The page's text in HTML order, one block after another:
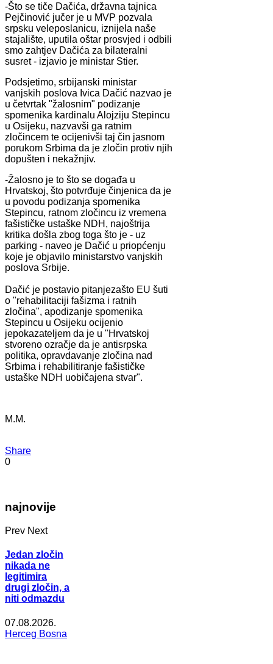
-Što se tiče Dačića, državna tajnica
Pejčinović jučer je u MVP pozvala
srpsku veleposlanicu, iznijela naše
stajalište, uputila oštar prosvjed i odbili
smo zahtjev Dačića za bilateralni
susret - izjavio je ministar Stier.
Podsjetimo, srbijanski ministar
vanjskih poslova Ivica Dačić nazvao je
u četvrtak "žalosnim" podizanje
spomenika kardinalu Alojziju Stepincu
u Osijeku, nazvavši ga ratnim
zločincem te ocijenivši taj čin jasnom
porukom Srbima da je zločin protiv njih
dopušten i nekažnjiv.
-Žalosno je to što se događa u
Hrvatskoj, što potvrđuje činjenica da je
u povodu podizanja spomenika
Stepincu, ratnom zločincu iz vremena
fašističke ustaške NDH, najoštrija
kritika došla zbog toga što je - uz
parking - naveo je Dačić u priopćenju
koje je objavilo ministarstvo vanjskih
poslova Srbije.
Dačić je postavio pitanjezašto EU šuti
o "rehabilitaciji fašizma i ratnih
zločina", apodizanje spomenika
Stepincu u Osijeku ocijenio
jepokazateljem da je u "Hrvatskoj
stvoreno ozračje da je antisrpska
politika, opravdavanje zločina nad
Srbima i rehabilitiranje fašističke
ustaške NDH uobičajena stvar".
M.M.
Share
0
najnovije
Prev Next
Jedan zločin
nikada ne
legitimira
drugi zločin, a
niti odmazdu
07.08.2026.
Herceg Bosna